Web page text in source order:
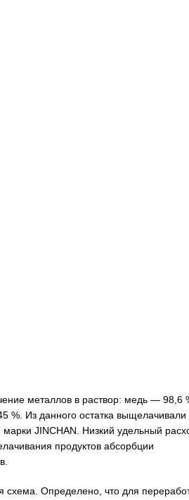
металлов в раствор: медь — 98,6
%. Из данного остатка выщелачивали
марки JINCHAN. Низкий удельный
продуктов абсорбции
схема. Определено, что для